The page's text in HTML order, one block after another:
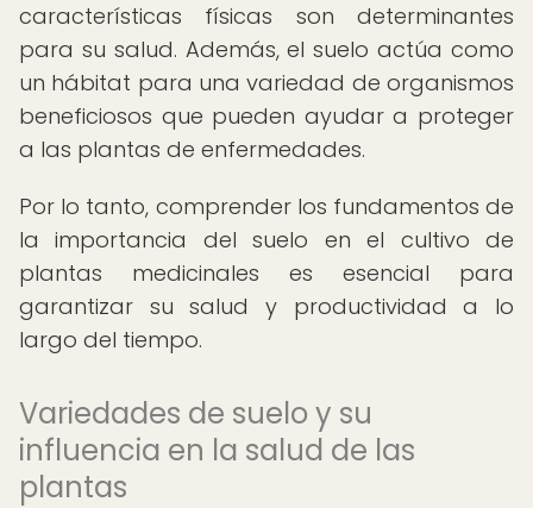
características físicas son determinantes
para su salud. Además, el suelo actúa como
un hábitat para una variedad de organismos
beneficiosos que pueden ayudar a proteger
a las plantas de enfermedades.
Por lo tanto, comprender los fundamentos de
la importancia del suelo en el cultivo de
plantas medicinales es esencial para
garantizar su salud y productividad a lo
largo del tiempo.
Variedades de suelo y su
influencia en la salud de las
plantas